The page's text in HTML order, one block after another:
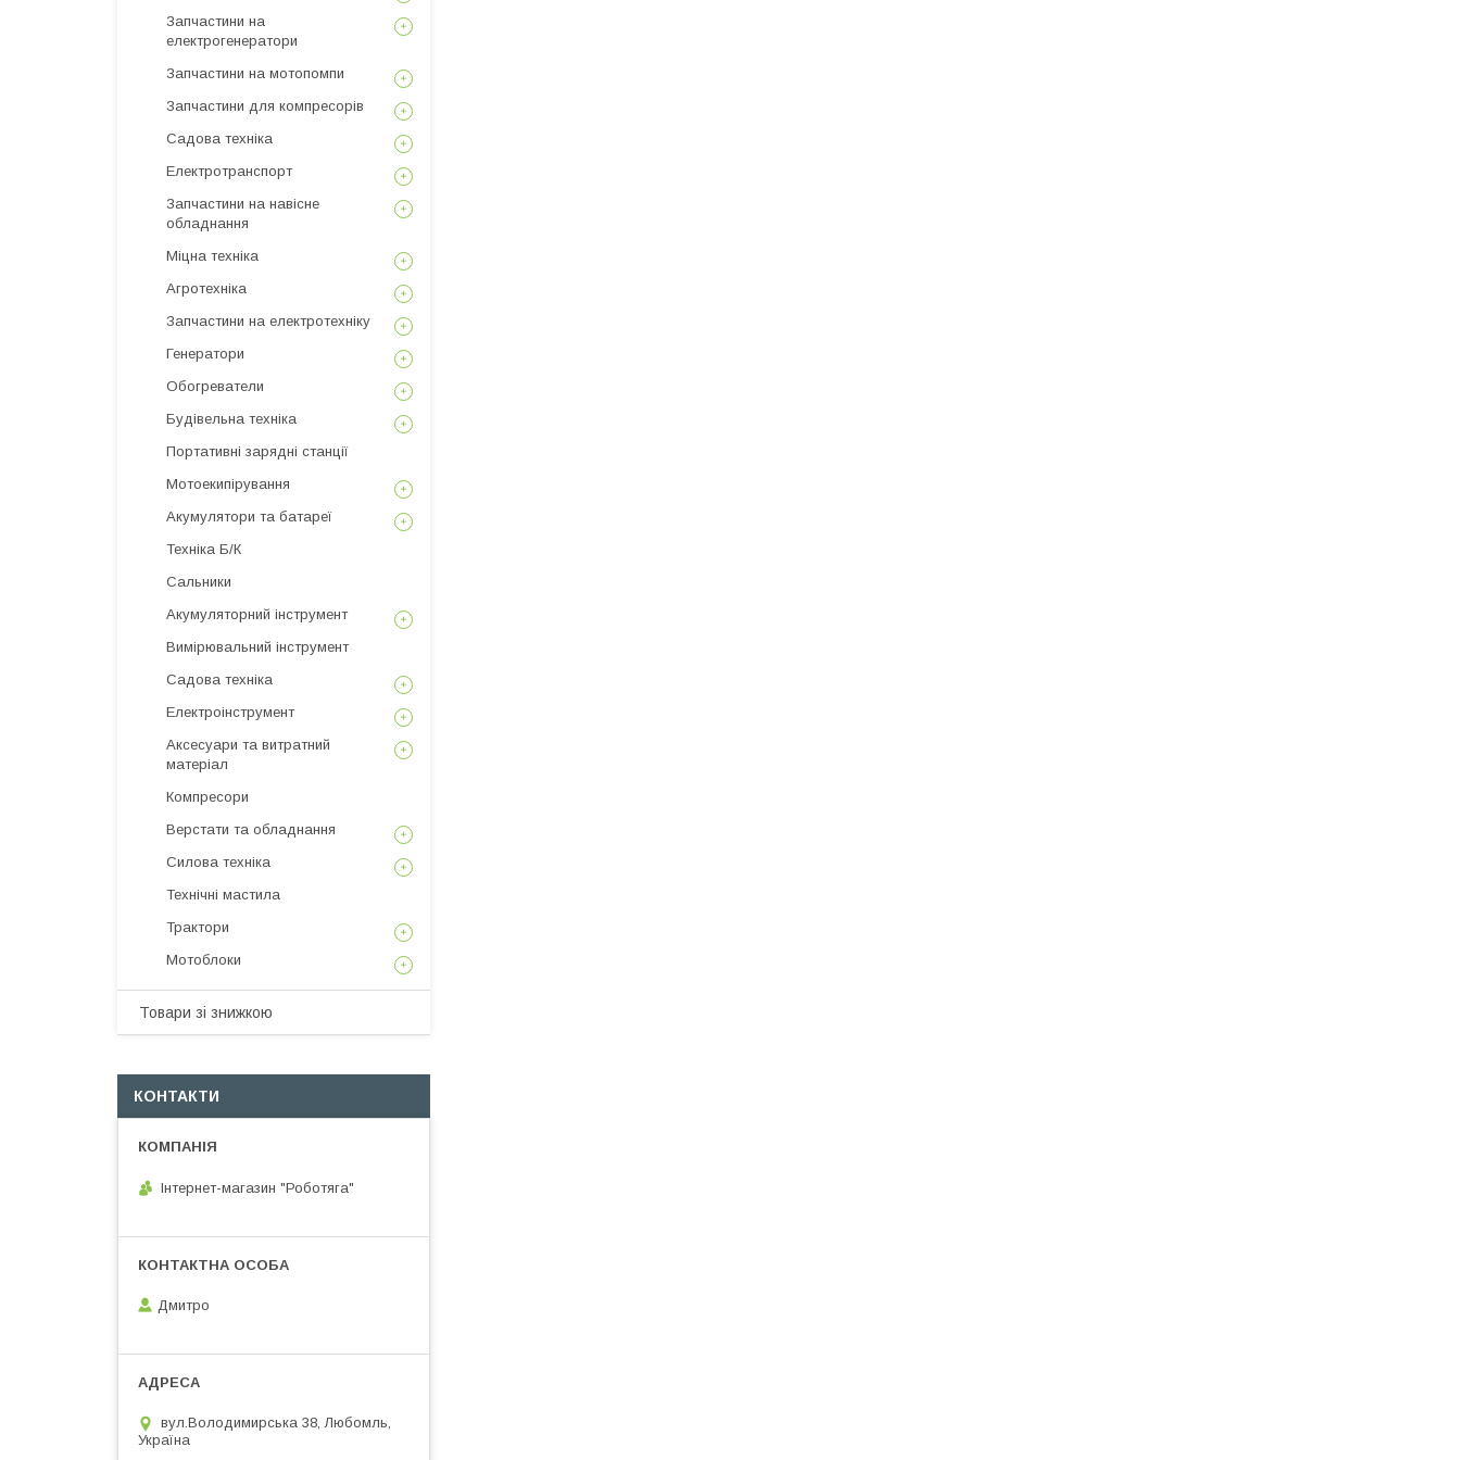
Запчастини на
електрогенератори
Запчастини на мотопомпи
Запчастини для компресорів
Садова техніка
Електротранспорт
Запчастини на навісне
обладнання
Міцна техніка
Агротехніка
Запчастини на електротехніку
Генератори
Обогреватели
Будівельна техніка
Портативні зарядні станції
Мотоекипірування
Акумулятори та батареї
Техніка Б/К
Сальники
Акумуляторний інструмент
Вимірювальний інструмент
Садова техніка
Електроінструмент
Аксесуари та витратний
матеріал
Компресори
Верстати та обладнання
Силова техніка
Технічні мастила
Трактори
Мотоблоки
Товари зі знижкою
КОНТАКТИ
Інтернет-магазин "Роботяга"
Дмитро
вул.Володимирська 38, Любомль,
Україна